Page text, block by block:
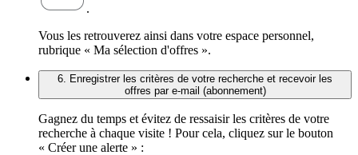
.
Vous les retrouverez ainsi dans votre espace personnel,
rubrique « Ma sélection d'offres ».
6. Enregistrer les critères de votre recherche et recevoir les
offres par e-mail (abonnement)
Gagnez du temps et évitez de ressaisir les critères de votre
recherche à chaque visite ! Pour cela, cliquez sur le bouton
« Créer une alerte » :